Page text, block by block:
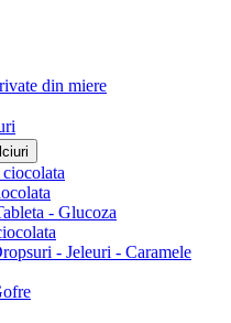
din miere
- Glucoza
- Jeleuri - Caramele